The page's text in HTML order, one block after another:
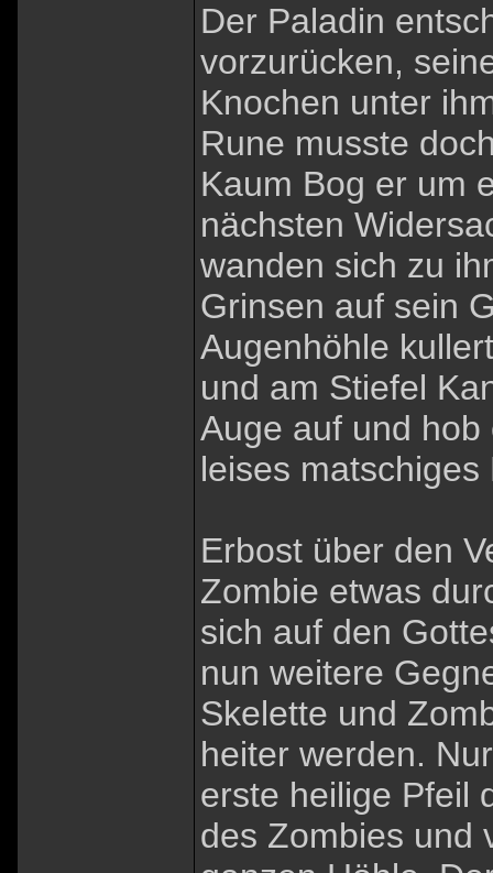
Der Paladin
vorzurücken,
Knochen unter
Rune musste
Kaum Bog er um
nächsten
wanden sich zu
Grinsen auf sein
Augenhöhle
und am Stiefel
Auge auf und
leises
Erbost über den
Zombie etwas
sich auf den
nun weitere
Skelette und
heiter werden.
erste heilige Pfeil
des Zombies und